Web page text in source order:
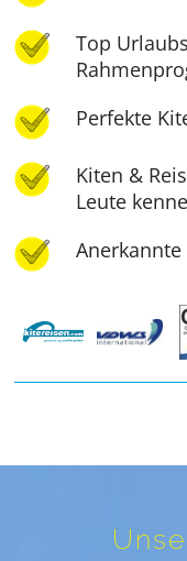
Top
Perfekte
Kiten &
Leute
Anerkannte